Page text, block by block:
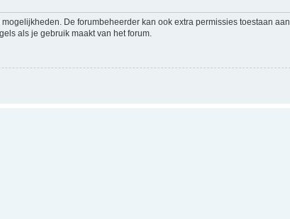
De forumbeheerder kan ook extra permissies toestaan aan
als je gebruik maakt van het forum.